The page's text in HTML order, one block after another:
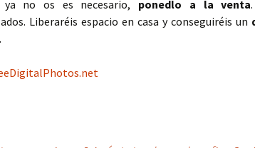
ya no os es necesario, ponedlo a la venta
Liberaréis espacio en casa y conseguiréis un